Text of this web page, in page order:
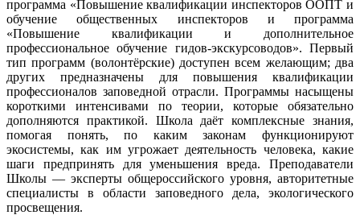
программа «Повышение квалификации инспекторов ООПТ и
обучение общественных инспекторов и программа
«Повышение квалификации и дополнительное
профессиональное обучение гидов-экскурсоводов». Первый
тип программ (волонтёрские) доступен всем желающим; два
других предназначены для повышения квалификации
профессионалов заповедной отрасли. Программы насыщены
короткими интенсивами по теории, которые обязательно
дополняются практикой. Школа даёт комплексные знания,
помогая понять, по каким законам функционируют
экосистемы, как им угрожает деятельность человека, какие
шаги предпринять для уменьшения вреда. Преподаватели
Школы — эксперты общероссийского уровня, авторитетные
специалисты в области заповедного дела, экологического
просвещения.